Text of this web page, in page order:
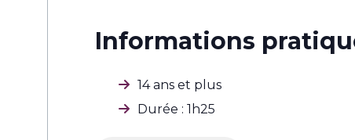
Informations
14 ans et plus
Durée : 1h25